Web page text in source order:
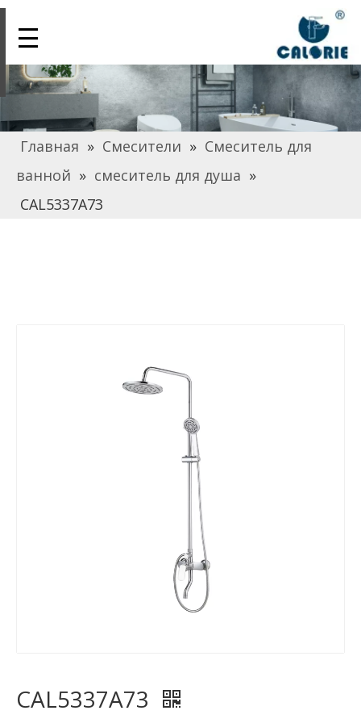
Главная » Смесители » Смеситель для
ванной » смеситель для душа »
CAL5337A73
CAL5337A73